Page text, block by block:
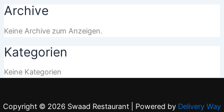
Archive
Keine Archive zum Anzeigen.
Kategorien
Keine Kategorien
Copyright © 2026 Swaad Restaurant | Powered by Delivery Way